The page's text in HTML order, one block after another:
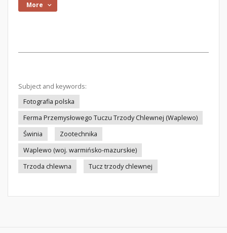
More
Subject and keywords:
Fotografia polska
Ferma Przemysłowego Tuczu Trzody Chlewnej (Waplewo)
Świnia
Zootechnika
Waplewo (woj. warmińsko-mazurskie)
Trzoda chlewna
Tucz trzody chlewnej